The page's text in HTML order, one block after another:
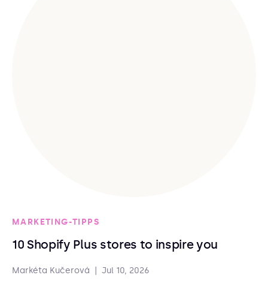
MARKETING-TIPPS
10 Shopify Plus stores to inspire you
Markéta Kučerová Jul 10, 2026